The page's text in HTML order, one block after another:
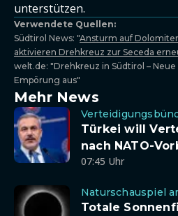
unterstützen.
Verwendete Quellen:
Südtirol News: "Ansturm auf
aktivieren Drehkreuz zur Seceda
welt.de: "Drehkreuz in Südtirol –
Empörung aus"
Mehr News
Türkei will
nach NATO-
07:45 Uhr
Naturschauspiel
Totale